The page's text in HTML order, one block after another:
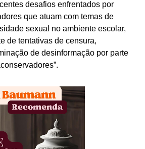
desafios enfrentados por
que atuam com temas de
sexual no ambiente escolar,
de tentativas de censura,
de desinformação por parte